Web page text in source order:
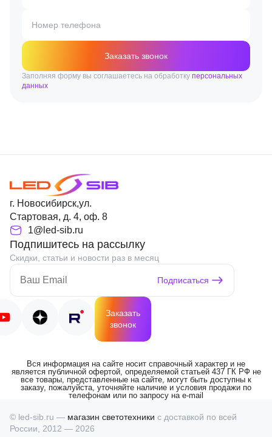
Номер телефона
Заказать звонок
Заполняя форму вы соглашаетесь на обработку персональных
данных
г. Новосибирск,ул.
Стартовая, д. 4, оф. 8
1@led-sib.ru
Подпишитесь на рассылку
Скидки, статьи и новости раз в месяц
Подписаться
Заказать
звонок
Вся информация на сайте носит справочный характер и не
является публичной офертой, определяемой статьей 437 ГК РФ не
все товары, представленные на сайте, могут быть доступны к
заказу, пожалуйста, уточняйте наличие и условия продажи по
телефонам или по запросу на e-mail
© led-sib.ru — магазин светотехники с доставкой по всей
России, 2012 — 2026